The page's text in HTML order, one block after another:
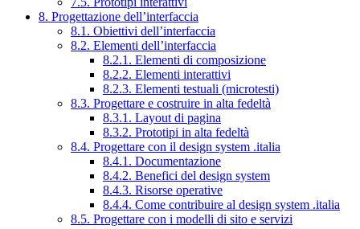
8. Progettazione dell’interfaccia
8.1. Obiettivi dell’interfaccia
8.2. Elementi dell’interfaccia
8.2.1. Elementi di composizione
8.2.2. Elementi interattivi
8.2.3. Elementi testuali (microtesti)
8.3. Progettare e costruire in alta fedeltà
8.3.1. Layout di pagina
8.3.2. Prototipi in alta fedeltà
8.4. Progettare con il design system .italia
8.4.1. Documentazione
8.4.2. Benefici del design system
8.4.3. Risorse operative
8.4.4. Come contribuire al design system .italia
8.5. Progettare con i modelli di sito e servizi